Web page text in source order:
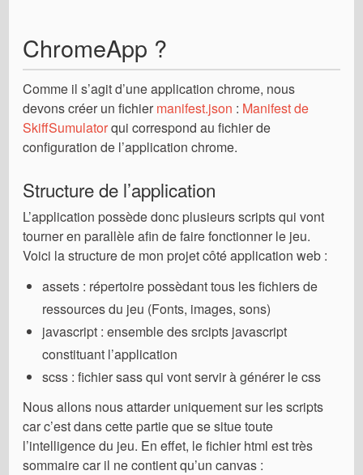
ChromeApp ?
Comme il s’agit d’une application chrome, nous
devons créer un fichiermanifest.json : Manifest de
SkiffSumulatorqui correspond au fichier de
configuration de l’application chrome.
Structure de l’application
L’application possède donc plusieurs scripts qui vont
tourner en parallèle afin de faire fonctionner le jeu.
Voici la structure de mon projet côté application web :
assets : répertoire possèdant tous les fichiers de
ressources du jeu (Fonts, images, sons)
javascript : ensemble des srcipts javascript
constituant l’application
scss : fichier sass qui vont servir à générer le css
Nous allons nous attarder uniquement sur les scripts
car c’est dans cette partie que se situe toute
l’intelligence du jeu. En effet, le fichier html est très
sommaire car il ne contient qu’un canvas :